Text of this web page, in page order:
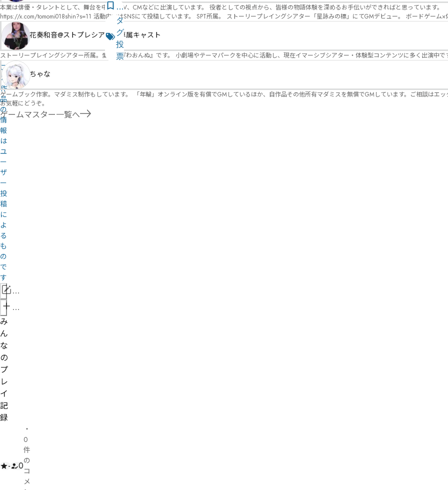
気
に
な
る
リ
タ
グ
投
票
こ
の
作
品
の
情
報
は
ユ
ー
ザ
ー
投
稿
に
よ
る
も
の
で
す
情
管
み
ん
な
の
プ
レ
イ
記
録
- 0
・
0
件
の
コ
メ
本業は俳優・タレントとして、舞台を中心にTV、CMなどに出演しています。 役者としての視点から、皆様の物語体験を深めるお手伝いができればと思っています。
https://x.com/tomomi018shin?s=11 活動内容はSNSにて投稿しています。 SPT所属。 ストーリープレイングシアター「星詠みの標」にてGMデビュー。 ボードゲーム×体感型演劇 イマ
ーシブカフェ「コアクト」(不定期開催)出演中。
花奏和音@ストプレシアター専属キャスト
ストーリープレイングシアター所属。愛称は『わおんぬ』です。 小劇場やテーマパークを中心に活動し、現在イマーシブシアター・体験型コンテンツに多く出演中で
ちゃな
ゲームブック作家。マダミス制作もしています。 「年輪」オンライン版を有償でGMしているほか、自作品その他所有マダミスを無償でGMしています。ご相談はエッ
お気軽にどうぞ。
ゲームマスター一覧へ